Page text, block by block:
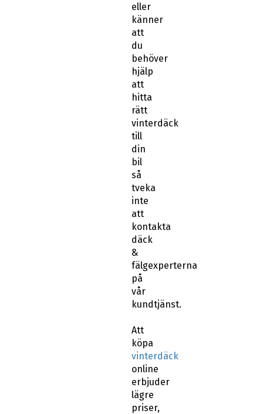
eller
känner
att
du
behöver
hjälp
att
hitta
rätt
vinterdäck
till
din
bil
så
tveka
inte
att
kontakta
däck
&
fälgexperterna
på
vår
kundtjänst.
Att
köpa
vinterdäck
online
erbjuder
lägre
priser,